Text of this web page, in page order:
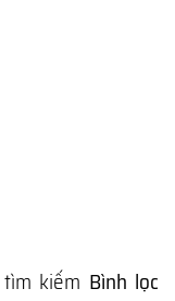
kiếm Bình lọc